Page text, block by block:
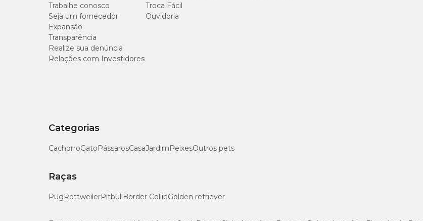
Trabalhe conosco
Seja um fornecedor
Expansão
Transparência
Realize sua denúncia
Relações com Investidores
Troca Fácil
Ouvidoria
Categorias
CachorroGatoPássarosCasaJardimPeixesOutros pets
Raças
PugRottweilerPitbullBorder CollieGolden retriever